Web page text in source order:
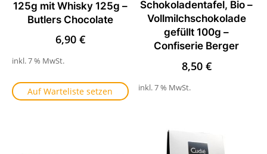
125g mit Whisky 125g –
Butlers Chocolate
6,90 €
inkl. 7 % MwSt.
Auf Warteliste setzen
Schokoladentafel, Bio –
Vollmilchschokolade
gefüllt 100g –
Confiserie Berger
8,50 €
inkl. 7 % MwSt.